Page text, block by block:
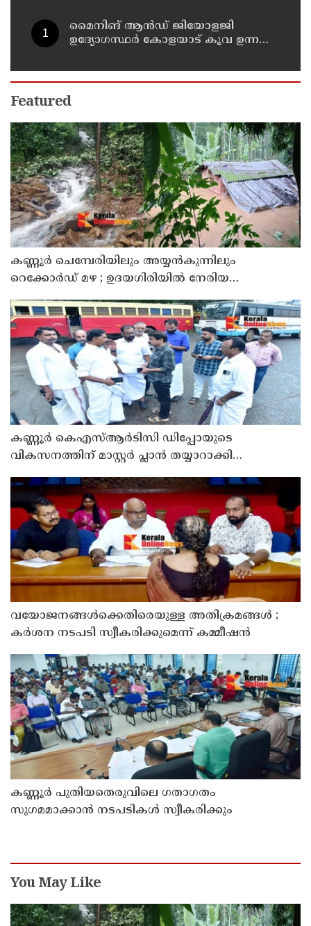
മൈനിങ് ആൻഡ്​ ജിയോളജി
ഉദ്യോഗസ്ഥർ കോളയാട് കൂവ ഉന്നതി
Featured
കണ്ണൂർ ചെമ്പേരിയിലും അയ്യൻകുന്നിലും
റെക്കോർഡ് മഴ ; ഉദയഗിരിയിൽ നേരിയ
കണ്ണൂർ കെഎസ്ആർടിസി ഡിപ്പോയുടെ
വികസനത്തിന് മാസ്റ്റർ പ്ലാൻ തയ്യാറാക്കി
വയോജനങ്ങൾക്കെതിരെയുള്ള അതിക്രമങ്ങൾ ;
കർശന നടപടി സ്വീകരിക്കുമെന്ന് കമ്മീഷൻ
കണ്ണൂർ പുതിയതെരുവിലെ ഗതാഗതം
സുഗമമാക്കാന്‍ നടപടികള്‍ സ്വീകരിക്കും
You May Like